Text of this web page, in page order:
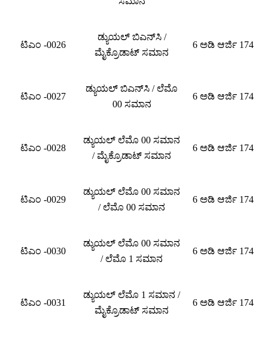
ಟಿಎಂ -0026
ಡ್ಯುಯಲ್ ಬಿಎನ್‌ಸಿ /
ಮೈಕ್ರೊಡಾಟ್ ಸಮಾನ
6 ಅಡಿ ಆರ್ಜಿ 174
ಟಿಎಂ -0027
ಡ್ಯುಯಲ್ ಬಿಎನ್‌ಸಿ / ಲೆಮೊ
00 ಸಮಾನ
6 ಅಡಿ ಆರ್ಜಿ 174
ಟಿಎಂ -0028
ಡ್ಯುಯಲ್ ಲೆಮೊ 00 ಸಮಾನ
/ ಮೈಕ್ರೊಡಾಟ್ ಸಮಾನ
6 ಅಡಿ ಆರ್ಜಿ 174
ಟಿಎಂ -0029
ಡ್ಯುಯಲ್ ಲೆಮೊ 00 ಸಮಾನ
/ ಲೆಮೊ 00 ಸಮಾನ
6 ಅಡಿ ಆರ್ಜಿ 174
ಟಿಎಂ -0030
ಡ್ಯುಯಲ್ ಲೆಮೊ 00 ಸಮಾನ
/ ಲೆಮೊ 1 ಸಮಾನ
6 ಅಡಿ ಆರ್ಜಿ 174
ಟಿಎಂ -0031
ಡ್ಯುಯಲ್ ಲೆಮೊ 1 ಸಮಾನ /
ಮೈಕ್ರೊಡಾಟ್ ಸಮಾನ
6 ಅಡಿ ಆರ್ಜಿ 174